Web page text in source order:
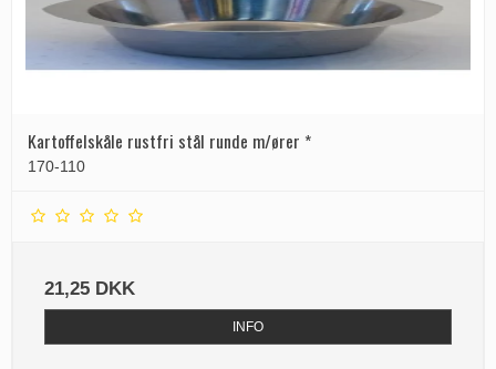
Kartoffelskåle rustfri stål runde m/ører *
170-110
21,25 DKK
INFO